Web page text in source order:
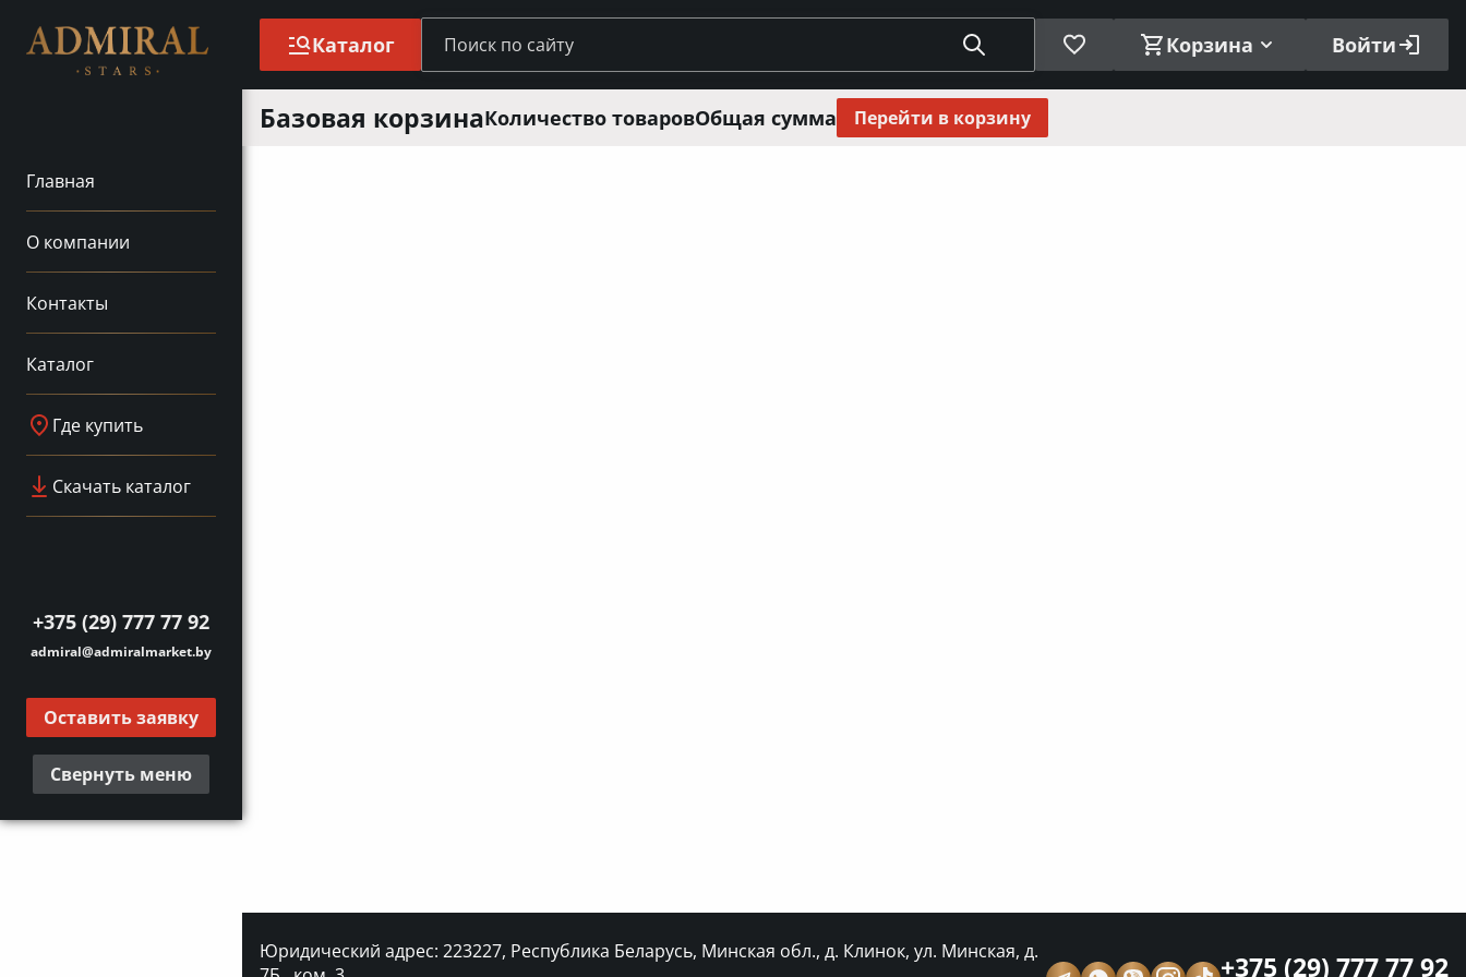
Главная
О компании
Контакты
Каталог
Где купить
Скачать каталог
+375 (29) 777 77 92
admiral@admiralmarket.by
Оставить заявку
Свернуть меню
Каталог Корзина Войти
Базовая корзинаКоличество товаровОбщая сумма Перейти в корзину
Юридический адрес: 223227, Республика Беларусь, Минская обл., д. Клинок, ул. Минская, д.
+375 (29) 777 77 92